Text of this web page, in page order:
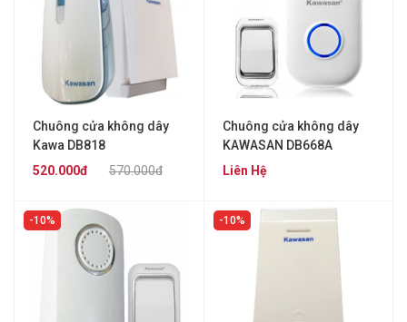
Chuông cửa không dây
Kawa DB818
570.000đ
520.000đ
Chuông cửa không dây
KAWASAN DB668A
Liên Hệ
10% 10%